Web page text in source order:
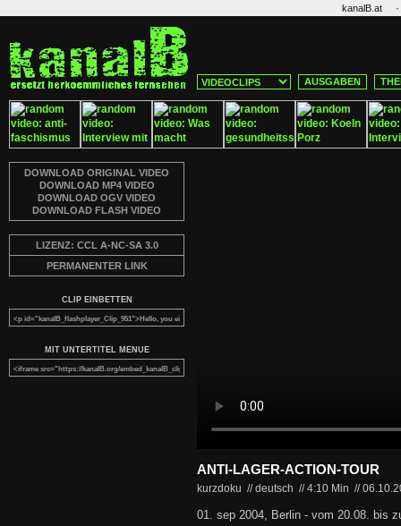
kanalB.at ·
AUSGABEN
DOWNLOAD ORIGINAL VIDEO
DOWNLOAD MP4 VIDEO
DOWNLOAD OGV VIDEO
DOWNLOAD FLASH VIDEO
LIZENZ: CCL A-NC-SA 3.0
PERMANENTER LINK
CLIP EINBETTEN
MIT UNTERTITEL MENUE
ANTI-LAGER-ACTION-TOUR
kurzdoku // deutsch //4:10 Min //
01. sep 2004, Berlin - vom 20.08. bis